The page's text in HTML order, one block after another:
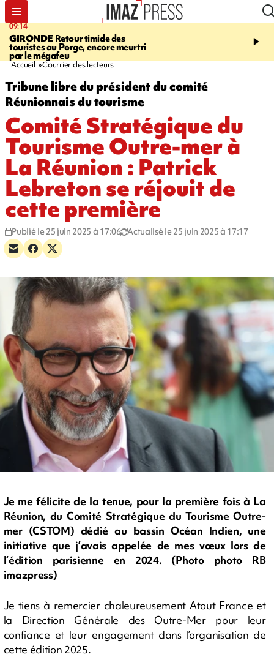
09:14
GIRONDE Retour timide des
touristes au Porge, encore meurtri
par le mégafeu
13:09
Des
font cinq morts en
Accueil Courrier des lecteurs
Tribune libre du président du comité
Réunionnais du tourisme
Comité Stratégique du
Tourisme Outre-mer à
La Réunion : Patrick
Lebreton se réjouit de
cette première
Publié le 25 juin 2025 à 17:06 Actualisé le 25 juin 2025 à 17:17
Je me félicite de la tenue, pour la première fois à La
Réunion, du Comité Stratégique du Tourisme Outre-
mer (CSTOM) dédié au bassin Océan Indien, une
initiative que j’avais appelée de mes vœux lors de
l’édition parisienne en 2024. (Photo photo RB
imazpress)
Je tiens à remercier chaleureusement Atout France et
la Direction Générale des Outre-Mer pour leur
confiance et leur engagement dans l’organisation de
cette édition 2025.